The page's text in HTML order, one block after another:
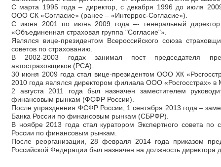
С марта 1995 года – директор, с декабря 1996 до июля
ООО СК «Согласие» (ранее – «Интеррос-Согласие»).
С июня 2001 по июнь 2009 года –- генеральный директор
«Объединенная страховая группа "Согласие"».
Являлся вице-президентом Всероссийского союза
советов по страхованию.
В 2002-2003 годах занимал пост председателя
автостраховщиков (РСА).
30 июня 2009 года стал вице-президентом ООО ХК
2010 года являлся директором филиала ООО «Росгосстрах» в
2 августа 2011 года был назначен заместителем
финансовым рынкам (ФСФР России).
После упразднения ФСФР России, 1 сентября 2013 года –
Банка России по финансовым рынкам (СБРФР).
В ноябре 2013 года стал куратором Экспертного совета по
России по финансовым рынкам.
После реорганизации, 28 февраля 2014 года приказом
Российской Федерации был назначен на должность директора